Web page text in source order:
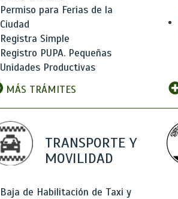
Permiso para Ferias de la
Ciudad
Registra Simple
Registro PUPA. Pequeñas
Unidades Productivas
MÁS TRÁMITES
TRANSPORTE Y
MOVILIDAD
Baja de Habilitación de Taxi y